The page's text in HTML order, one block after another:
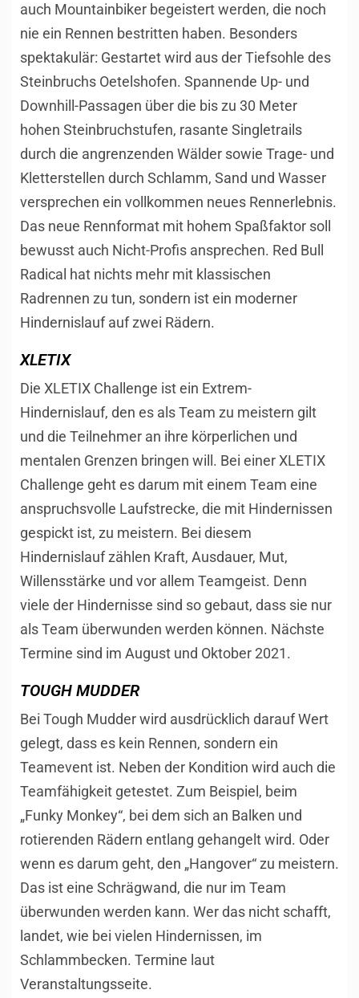
auch Mountainbiker begeistert werden, die noch
nie ein Rennen bestritten haben. Besonders
spektakulär: Gestartet wird aus der Tiefsohle des
Steinbruchs Oetelshofen. Spannende Up- und
Downhill-Passagen über die bis zu 30 Meter
hohen Steinbruchstufen, rasante Singletrails
durch die angrenzenden Wälder sowie Trage- und
Kletterstellen durch Schlamm, Sand und Wasser
versprechen ein vollkommen neues Rennerlebnis.
Das neue Rennformat mit hohem Spaßfaktor soll
bewusst auch Nicht-Profis ansprechen. Red Bull
Radical hat nichts mehr mit klassischen
Radrennen zu tun, sondern ist ein moderner
Hindernislauf auf zwei Rädern.
XLETIX
Die XLETIX Challenge ist ein Extrem-
Hindernislauf, den es als Team zu meistern gilt
und die Teilnehmer an ihre körperlichen und
mentalen Grenzen bringen will. Bei einer XLETIX
Challenge geht es darum mit einem Team eine
anspruchsvolle Laufstrecke, die mit Hindernissen
gespickt ist, zu meistern. Bei diesem
Hindernislauf zählen Kraft, Ausdauer, Mut,
Willensstärke und vor allem Teamgeist. Denn
viele der Hindernisse sind so gebaut, dass sie nur
als Team überwunden werden können. Nächste
Termine sind im August und Oktober 2021.
TOUGH MUDDER
Bei Tough Mudder wird ausdrücklich darauf Wert
gelegt, dass es kein Rennen, sondern ein
Teamevent ist. Neben der Kondition wird auch die
Teamfähigkeit getestet. Zum Beispiel, beim
„Funky Monkey“, bei dem sich an Balken und
rotierenden Rädern entlang gehangelt wird. Oder
wenn es darum geht, den „Hangover“ zu meistern.
Das ist eine Schrägwand, die nur im Team
überwunden werden kann. Wer das nicht schafft,
landet, wie bei vielen Hindernissen, im
Schlammbecken. Termine laut
Veranstaltungsseite.